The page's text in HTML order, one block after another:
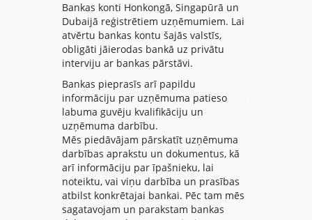
Bankas konti Honkongā, Singapūrā un
Dubaijā reģistrētiem uzņēmumiem. Lai
atvērtu bankas kontu šajās valstīs,
obligāti jāierodas bankā uz privātu
interviju ar bankas pārstāvi.
Bankas pieprasīs arī papildu
informāciju par uzņēmuma patieso
labuma guvēju kvalifikāciju un
uzņēmuma darbību.
Mēs piedāvājam pārskatīt uzņēmuma
darbības aprakstu un dokumentus, kā
arī informāciju par īpašnieku, lai
noteiktu, vai viņu darbība un prasības
atbilst konkrētajai bankai. Pēc tam mēs
sagatavojam un parakstam bankas